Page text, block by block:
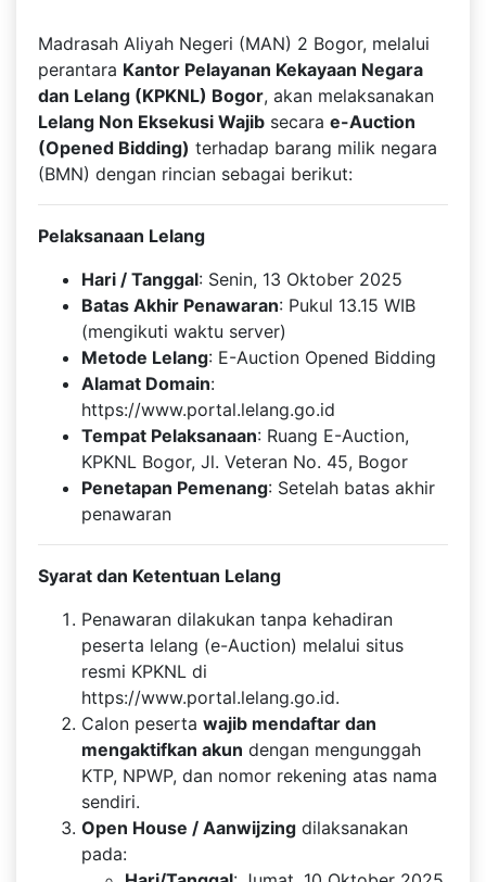
Madrasah Aliyah Negeri (MAN) 2 Bogor, melalui
perantara Kantor Pelayanan Kekayaan Negara
dan Lelang (KPKNL) Bogor, akan melaksanakan
Lelang Non Eksekusi Wajib secara e-Auction
(Opened Bidding) terhadap barang milik negara
(BMN) dengan rincian sebagai berikut:
Pelaksanaan Lelang
Hari / Tanggal: Senin, 13 Oktober 2025
Batas Akhir Penawaran: Pukul 13.15 WIB
(mengikuti waktu server)
Metode Lelang: E-Auction Opened Bidding
Alamat Domain:
https://www.portal.lelang.go.id
Tempat Pelaksanaan: Ruang E-Auction,
KPKNL Bogor, Jl. Veteran No. 45, Bogor
Penetapan Pemenang: Setelah batas akhir
penawaran
Syarat dan Ketentuan Lelang
Penawaran dilakukan tanpa kehadiran
peserta lelang (e-Auction) melalui situs
resmi KPKNL di
https://www.portal.lelang.go.id.
Calon peserta wajib mendaftar dan
mengaktifkan akun dengan mengunggah
KTP, NPWP, dan nomor rekening atas nama
sendiri.
Open House / Aanwijzing dilaksanakan
pada: